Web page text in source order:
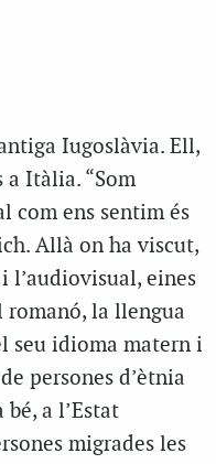
Iugoslàvia. Ell,
a Itàlia. “Som
com ens sentim és
Allà on ha viscut,
l’audiovisual, eines
la llengua
seu idioma matern i
persones d’ètnia
a l’Estat
migrades les